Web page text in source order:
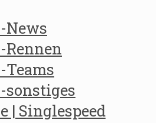
News
Rennen
Teams
sonstiges
| Singlespeed